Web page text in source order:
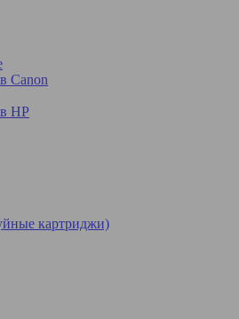
Canon
HP
картриджи)